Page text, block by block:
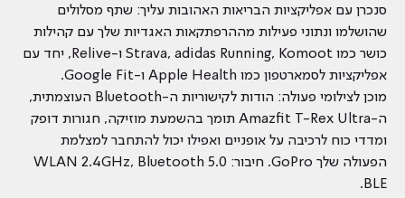
סנכרן עם אפליקציות הבריאות האהובות עליך: שתף מסלולים
שהושלמו ונתוני פעילות מההרפתקאות האגדיות שלך עם קהילות
כושר כמו Strava, adidas Running, Komoot ו-Relive, יחד עם
אפליקציות לסמארטפון כמו Apple Health ו-Google Fit.
מוכן לצילומי פעולה: הודות לקישוריות ה-Bluetooth העוצמתית,
ה-Amazfit T-Rex Ultra תומך בהשמעת מוזיקה, חגורות דופק
ומדדי כוח לרכיבה על אופניים ואפילו יכול להתחבר למצלמת
הפעולה שלך GoPro. חיבור: WLAN 2.4GHz, Bluetooth 5.0
BLE.